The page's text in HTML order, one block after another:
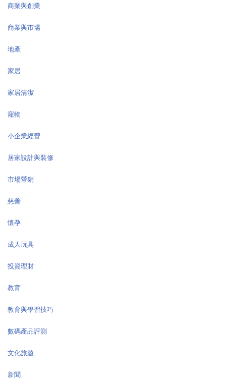
商業與創業
商業與市場
地產
家居
家居清潔
寵物
小企業經營
居家設計與裝修
市場營銷
慈善
懷孕
成人玩具
投資理財
教育
教育與學習技巧
數碼產品評測
文化旅遊
新聞